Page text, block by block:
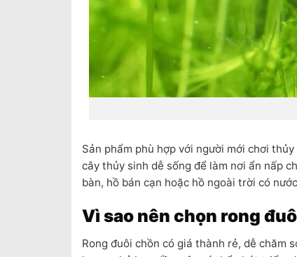
Sản phẩm phù hợp với người mới chơi
cây thủy sinh dễ sống để làm nơi ẩn nấp
bàn, hồ bán cạn hoặc hồ ngoài trời có
Vì sao nên chọn rong
Rong đuôi chồn có giá thành rẻ, dễ chăm